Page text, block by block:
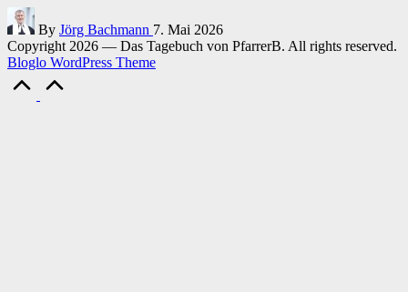
Posted
by
By Jörg Bachmann 7. Mai 2026
Copyright 2026 — Das Tagebuch von PfarrerB. All rights reserved.
Bloglo WordPress Theme